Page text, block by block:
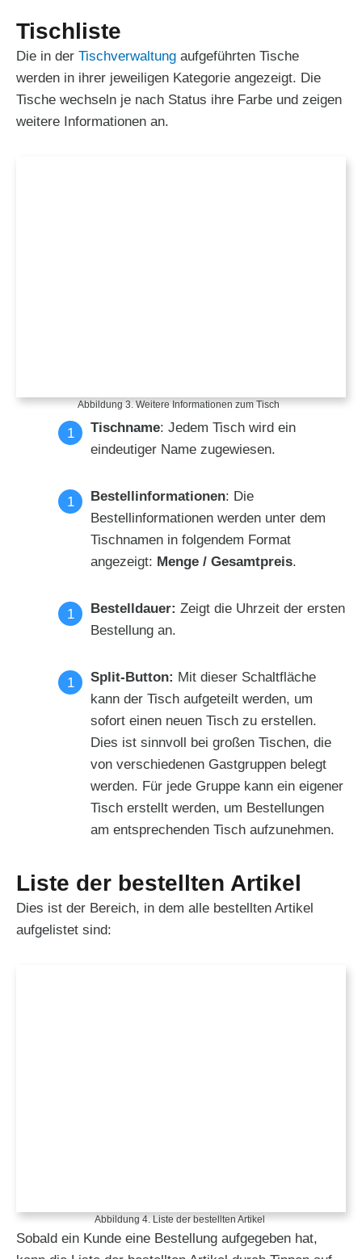
Tischliste
Die in der Tischverwaltung aufgeführten Tische
werden in ihrer jeweiligen Kategorie angezeigt. Die
Tische wechseln je nach Status ihre Farbe und zeigen
weitere Informationen an.
Abbildung 3. Weitere Informationen zum Tisch
Tischname: Jedem Tisch wird ein
eindeutiger Name zugewiesen.
Bestellinformationen: Die
Bestellinformationen werden unter dem
Tischnamen in folgendem Format
angezeigt: Menge / Gesamtpreis.
Bestelldauer: Zeigt die Uhrzeit der ersten
Bestellung an.
Split-Button: Mit dieser Schaltfläche
kann der Tisch aufgeteilt werden, um
sofort einen neuen Tisch zu erstellen.
Dies ist sinnvoll bei großen Tischen, die
von verschiedenen Gastgruppen belegt
werden. Für jede Gruppe kann ein eigener
Tisch erstellt werden, um Bestellungen
am entsprechenden Tisch aufzunehmen.
Liste der bestellten Artikel
Dies ist der Bereich, in dem alle bestellten Artikel
aufgelistet sind:
Abbildung 4. Liste der bestellten Artikel
Sobald ein Kunde eine Bestellung aufgegeben hat,